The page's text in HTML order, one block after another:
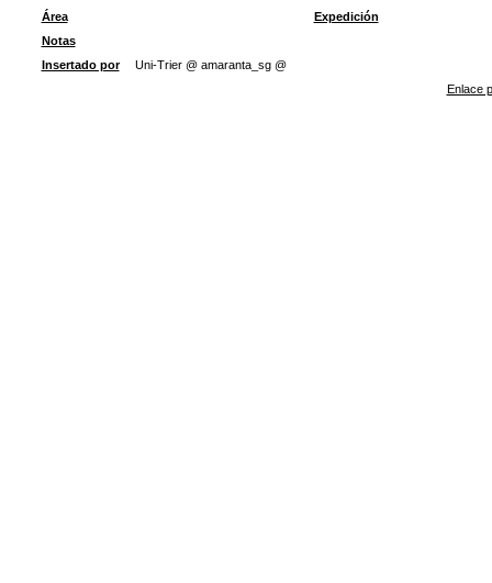
Área
Expedición
Notas
Insertado por
Uni-Trier @ amaranta_sg @
Enlace